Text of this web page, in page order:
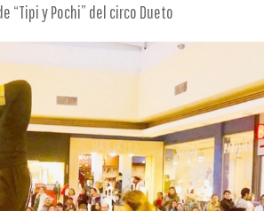
y Pochi” del circo Dueto